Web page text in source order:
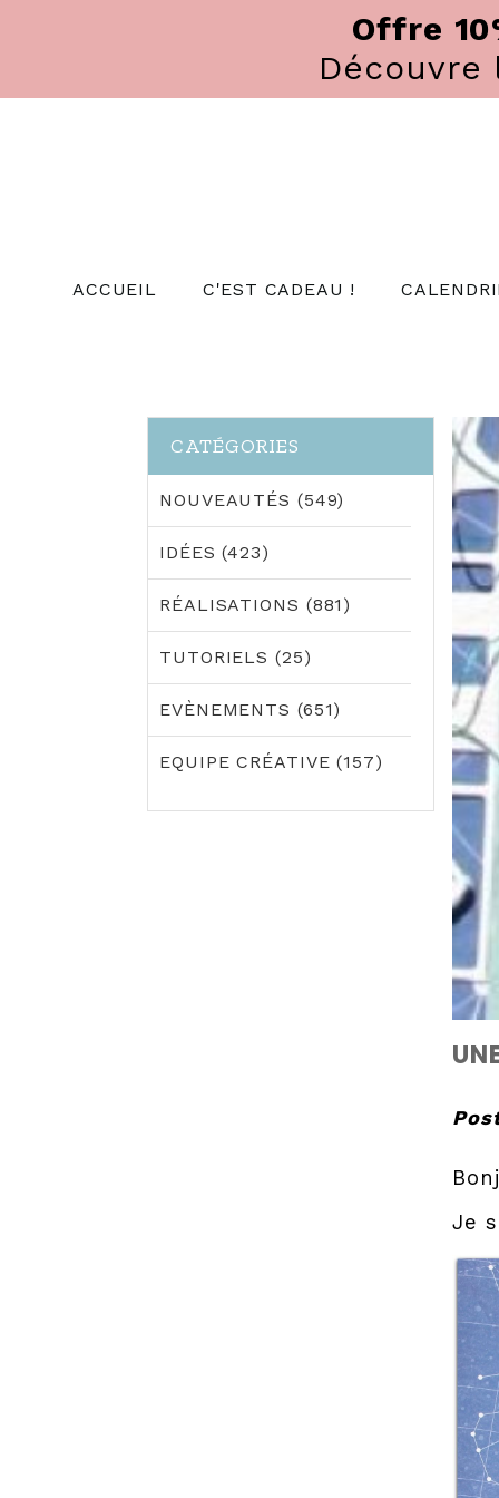
Offre
ACCUEIL C'EST CADEAU !
Je
CATÉGORIES
NOUVEAUTÉS (549)
IDÉES (423)
RÉALISATIONS (881)
TUTORIELS (25)
EVÈNEMENTS (651)
EQUIPE CRÉATIVE (157)